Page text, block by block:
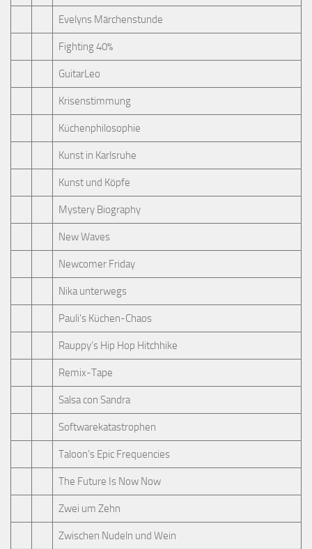
Evelyns Märchenstunde
Fighting 40%
GuitarLeo
Krisenstimmung
Küchenphilosophie
Kunst in Karlsruhe
Kunst und Köpfe
Mystery Biography
New Waves
Newcomer Friday
Nika unterwegs
Pauli's Küchen-Chaos
Rauppy’s Hip Hop Hitchhike
Remix-Tape
Salsa con Sandra
Softwarekatastrophen
Taloon’s Epic Frequencies
The Future Is Now Now
Zwei um Zehn
Zwischen Nudeln und Wein